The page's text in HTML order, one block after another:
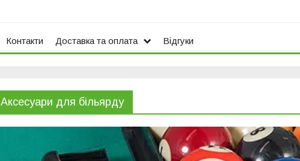
Контакти Доставка та оплата Відгуки
Аксесуари для більярду